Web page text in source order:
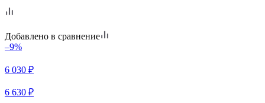
Добавлено в сравнение
–9%
6 030 ₽
6 630 ₽